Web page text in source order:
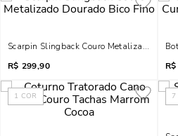
Scarpin Slingback Couro Metalizado
R$ 299,90
R$
1 COR 7